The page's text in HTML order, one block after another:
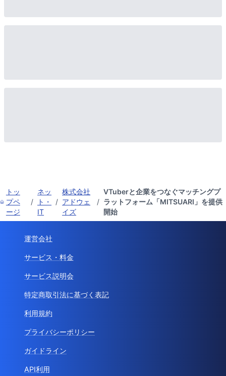
トッ
プペ
ージ
/
ネッ
ト・
IT
/
株式会社
アドウェ
イズ
/
VTuberと企業をつなぐマッチングプ
ラットフォーム「MITSUARI」を提供
開始
運営会社
サービス・料金
サービス説明会
特定商取引法に基づく表記
利用規約
プライバシーポリシー
ガイドライン
API利用